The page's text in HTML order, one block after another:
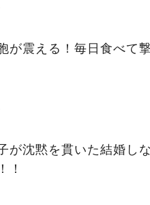
が震える！毎日食べて
が沈黙を貫いた結婚し
！